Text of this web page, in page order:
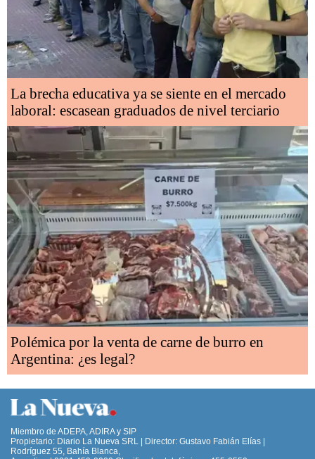
La brecha educativa ya se siente en el mercado
laboral: escasean graduados de nivel terciario
Polémica por la venta de carne de burro en
Argentina: ¿es legal?
Miembro de ADEPA, ADIRA y SIP
Propietario: Diario La Nueva SRL | Director: Gustavo Fabián Elías |
Rodríguez 55, Bahía Blanca,